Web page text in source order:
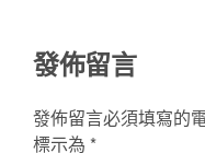
發佈留言
發佈留言必須填寫的
標示為 *